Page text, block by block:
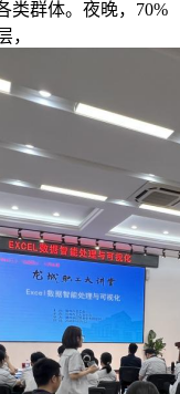
类群体。夜晚，70%
，